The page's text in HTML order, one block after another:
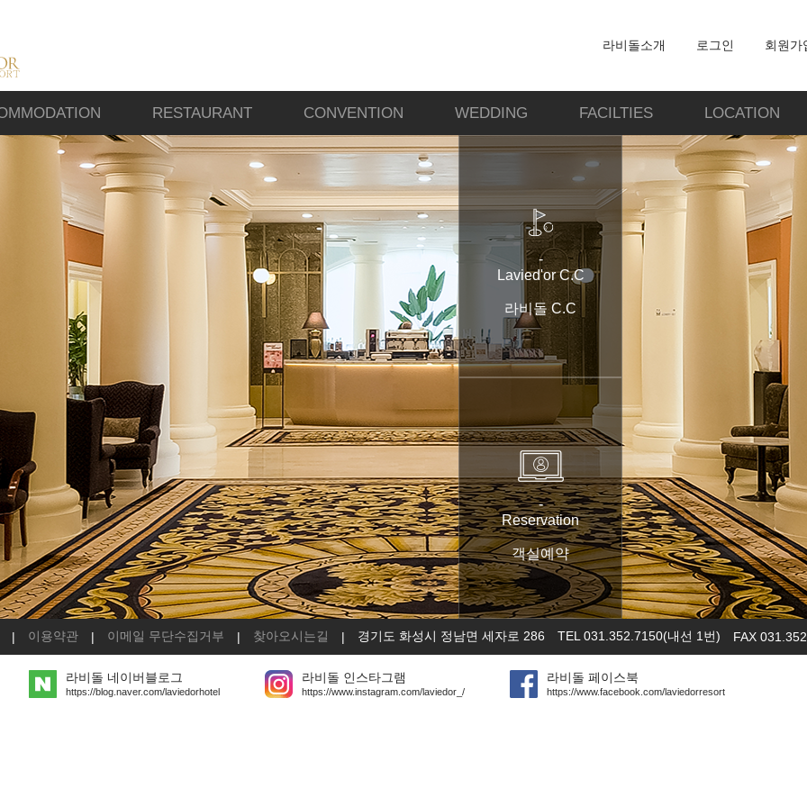
라비돌소개 로그인 회원가
RESTAURANT CONVENTION WEDDING FACILTIES LOCATION
-
Lavied'or C.C
라비돌 C.C
-
Reservation
객실예약
| 이용약관 | 이메일 무단수집거부 | 찾아오시는길 | 경기도 화성시 정남면 세자로 286 TEL 031.352.7150(내선 1번) FAX
라비돌 네이버블로그
https://blog.naver.com/laviedorhotel
라비돌 인스타그램
https://www.instagram.com/laviedor_/
라비돌 페이스북
https://www.facebook.com/laviedorresort